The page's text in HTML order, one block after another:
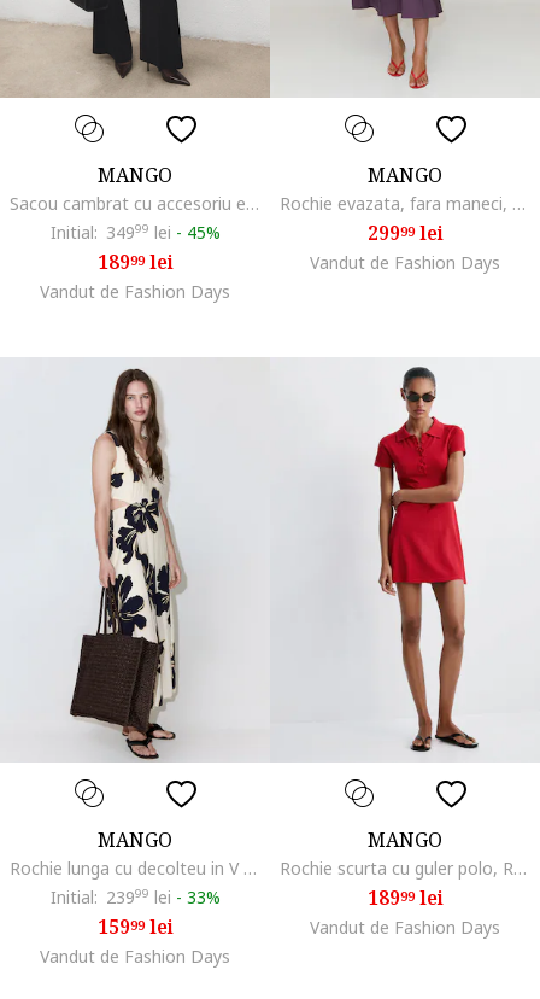
MANGO
Sacou cambrat cu accesoriu esarfa, Negru
Initial: 34999 lei - 45%
18999lei
Vandut de Fashion Days
MANGO
Rochie evazata, fara maneci, Deep Purple
29999lei
Vandut de Fashion Days
MANGO
Rochie lunga cu decolteu in V si model, Negru/Crem
Initial: 23999 lei - 33%
15999lei
Vandut de Fashion Days
MANGO
Rochie scurta cu guler polo, Rosu
18999lei
Vandut de Fashion Days